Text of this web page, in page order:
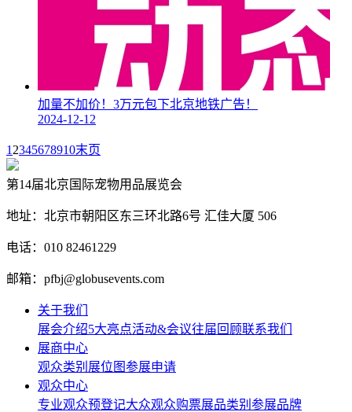
加量不加价！3万元包下北京地铁广告！
2024-12-12
1 2345678910末页
第14届北京国际宠物用品展览会
地址：北京市朝阳区东三环北路6号‌ 汇佳大厦 506
电话：010 82461229
邮箱：pfbj@globusevents.com
关于我们
展会介绍5大亮点活动&会议往届回顾联系我们
展商中心
观众类别 展位图参展申请
观众中心
专业观众预登记大众观众购票展品类别 参展品牌